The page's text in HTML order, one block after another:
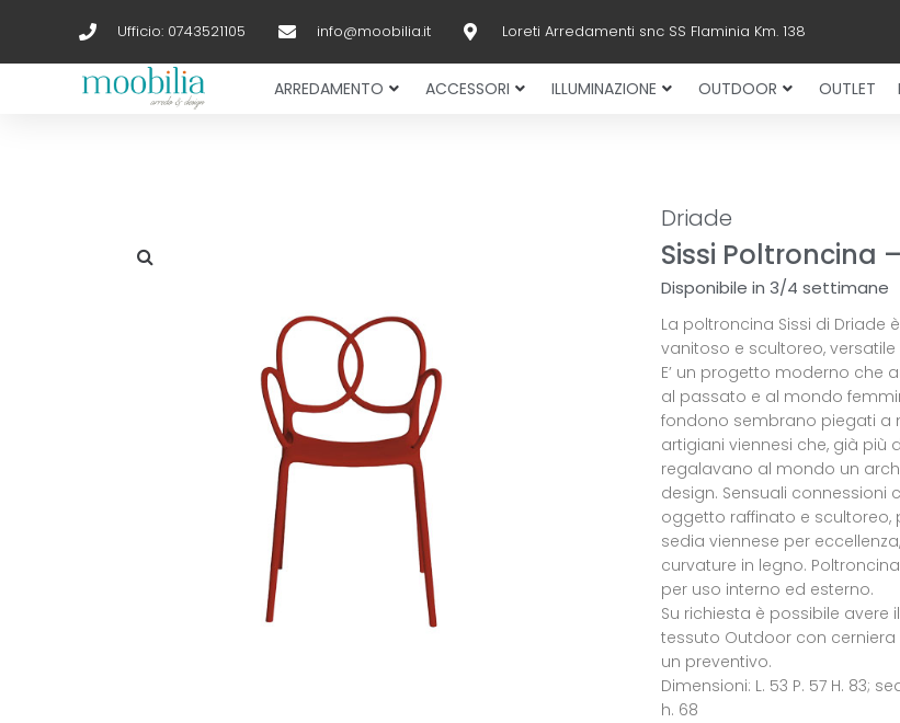
Ufficio: 0743521105 info@moobilia.it Loreti Arredamenti snc SS Flaminia Km. 138
ARREDAMENTO ACCESSORI ILLUMINAZIONE OUTDOOR OUTLET
Driade
Sissi Poltroncina
Disponibile in 3/4 settimane
La poltroncina Sissi di Driade
vanitoso e scultoreo,
E’ un progetto moderno che
al passato e al mondo
fondono sembrano piegati a
artigiani viennesi che, già più
regalavano al mondo un
design. Sensuali connessioni
oggetto raffinato e scultoreo,
sedia viennese per
curvature in legno.
per uso interno ed esterno.
Su richiesta è possibile avere
tessuto Outdoor con cerniera
un preventivo.
Dimensioni: L. 53 P. 57 H. 83;
h. 68